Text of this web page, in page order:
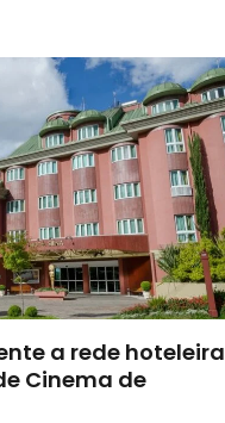
a rede hoteleira
Cinema de